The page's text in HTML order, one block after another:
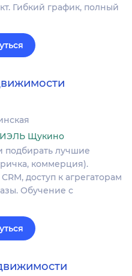
Гибкий график, полный
Щукино
подбирать лучшие
коммерция).
доступ к агрегаторам
Обучение с